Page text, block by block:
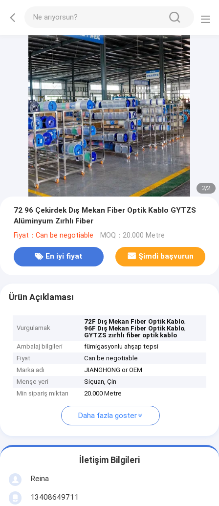
2/2
72 96 Çekirdek Dış Mekan Fiber Optik Kablo GYTZS
Alüminyum Zırhlı Fiber
Fiyat：Can be negotiable MOQ：20.000 Metre
En iyi fiyat Şimdi başvurun
Ürün Açıklaması
Vurgulamak
72F Dış Mekan Fiber Optik Kablo,
96F Dış Mekan Fiber Optik Kablo,
GYTZS zırhlı fiber optik kablo
Ambalaj bilgileri
fümigasyonlu ahşap tepsi
Fiyat
Can be negotiable
Marka adı
JIANGHONG or OEM
Menşe yeri
Siçuan, Çin
Min sipariş miktarı
20.000 Metre
Daha fazla göster
İletişim Bilgileri
Reina
13408649711